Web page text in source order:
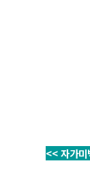
<< 자가